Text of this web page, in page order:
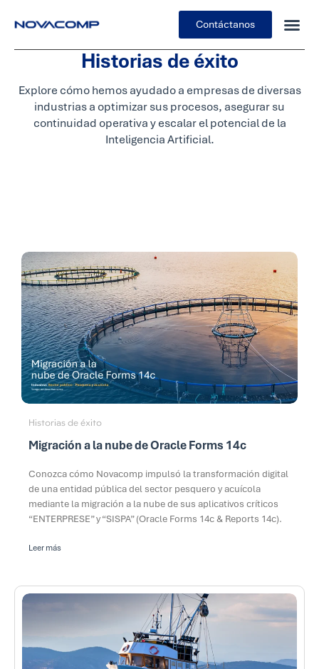
Contáctanos
Historias de éxito
Explore cómo hemos ayudado a empresas de diversas
industrias a optimizar sus procesos, asegurar su
continuidad operativa y escalar el potencial de la
Inteligencia Artificial.
Historias de éxito
Migración a la nube de Oracle Forms 14c
Conozca cómo Novacomp impulsó la transformación digital
de una entidad pública del sector pesquero y acuícola
mediante la migración a la nube de sus aplicativos críticos
“ENTERPRESE” y “SISPA” (Oracle Forms 14c & Reports 14c).
Leer más